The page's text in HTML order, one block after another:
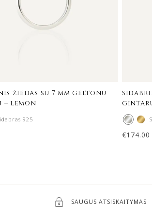
žiedas su 7 mm geltonu
lemon
925
€174.00
SAUGUS ATSISKAITYMAS